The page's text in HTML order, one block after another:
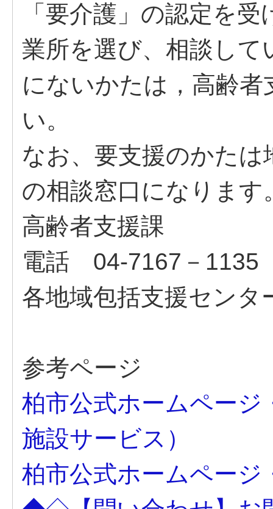
「要介護」の認定を
業所を選び、相談し
にないかたは，高齢
い。
なお、要支援のかた
の相談窓口になります
高齢者支援課
電話 04-7167－1135
各地域包括支援セン
参考ページ
柏市公式ホームページ
施設サービス）
柏市公式ホームページ